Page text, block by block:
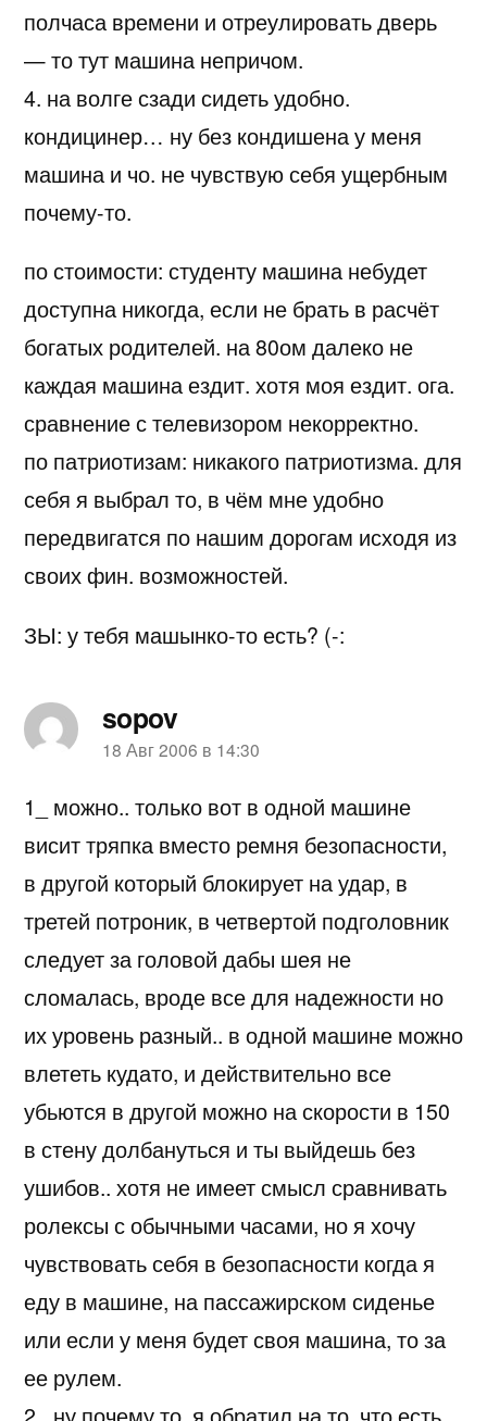
полчаса времени и отреулировать дверь
— то тут машина непричом.
4. на волге сзади сидеть удобно.
кондицинер… ну без кондишена у меня
машина и чо. не чувствую себя ущербным
почему-то.
по стоимости: студенту машина небудет
доступна никогда, если не брать в расчёт
богатых родителей. на 80ом далеко не
каждая машина ездит. хотя моя ездит. ога.
сравнение с телевизором некорректно.
по патриотизам: никакого патриотизма. для
себя я выбрал то, в чём мне удобно
передвигатся по нашим дорогам исходя из
своих фин. возможностей.
ЗЫ: у тебя машынко-то есть? (-:
sopov
пишет:
18 Авг 2006 в 14:30
1_ можно.. только вот в одной машине
висит тряпка вместо ремня безопасности,
в другой который блокирует на удар, в
третей потроник, в четвертой подголовник
следует за головой дабы шея не
сломалась, вроде все для надежности но
их уровень разный.. в одной машине можно
влететь кудато, и действительно все
убьются в другой можно на скорости в 150
в стену долбануться и ты выйдешь без
ушибов.. хотя не имеет смысл сравнивать
ролексы с обычными часами, но я хочу
чувствовать себя в безопасности когда я
еду в машине, на пассажирском сиденье
или если у меня будет своя машина, то за
ее рулем.